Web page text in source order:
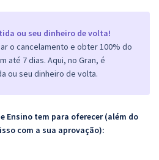
ou seu dinheiro de volta!
o cancelamento e obter 100% do
até 7 dias. Aqui, no Gran, é
ou seu dinheiro de volta.
Ensino tem para oferecer (além do
com a sua aprovação):